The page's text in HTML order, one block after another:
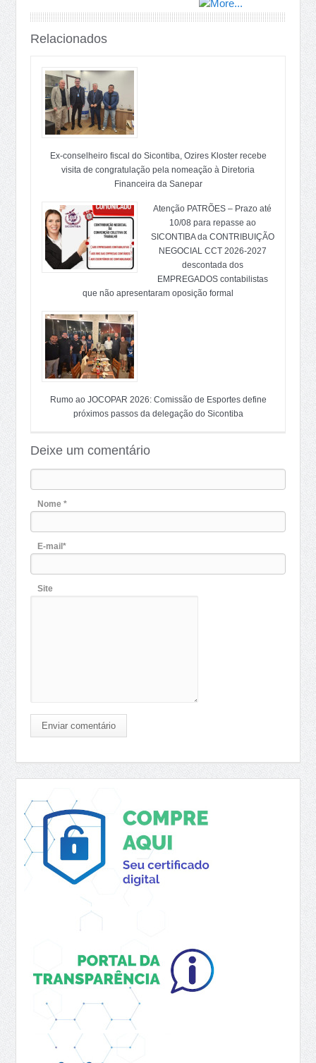
Relacionados
Ex-conselheiro fiscal do Sicontiba, Ozires Kloster recebe
visita de congratulação pela nomeação à Diretoria
Financeira da Sanepar
Atenção PATRÕES – Prazo até
10/08 para repasse ao
SICONTIBA da CONTRIBUIÇÃO
NEGOCIAL CCT 2026-2027
descontada dos
EMPREGADOS contabilistas
que não apresentaram oposição formal
Rumo ao JOCOPAR 2026: Comissão de Esportes define
próximos passos da delegação do Sicontiba
Deixe um comentário
Nome *
E-mail*
Site
Enviar comentário